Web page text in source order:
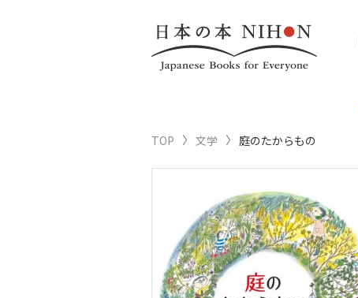
TOP 文学 庭のたからもの